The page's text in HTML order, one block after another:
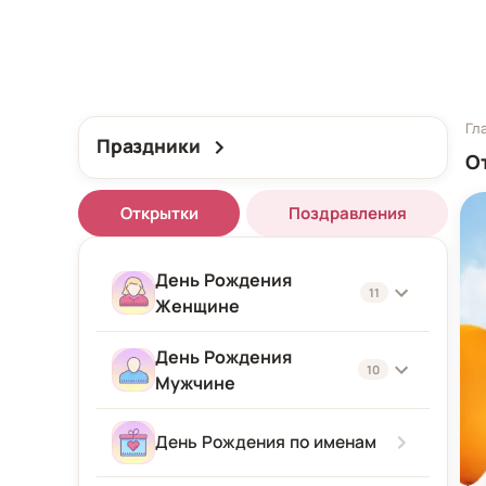
Праздники
Открытки Поздравления
День Рождения
Женщине
11
Женщине
Подруге
Девушке
День Рождения
Мужчине
10
Мужчине
День Рождения по именам